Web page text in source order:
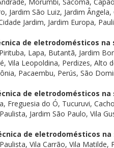
São Luiz, Jardim
Jardim, Jardim Europa,
de eletrodomésticos na
Lapa, Butantã, Jardim
Vila Leopoldina, Perdizes, Alto
Pacaembu, Perús, São
de eletrodomésticos na
Freguesia do Ó, Tucuruvi,
Jardim São Paulo, Vila
de eletrodomésticos na
Vila Carrão, Vila Matilde,